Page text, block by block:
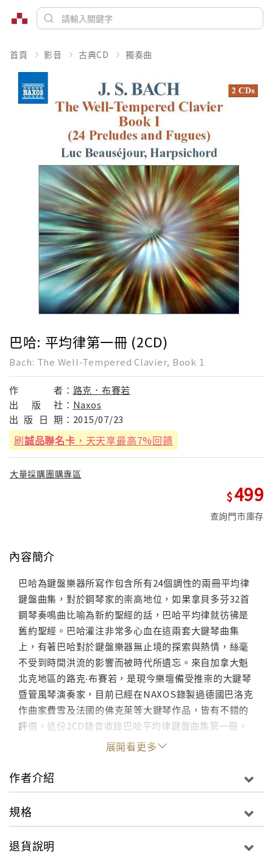
首頁 影音 古典CD 獨奏曲
巴哈: 平均律第一冊 (2CD)
Bach: The Well-Tempered Clavier, Book 1
作 者： 路克．布賽若
出
版 社： Naxos
出 版 日 期： 2015/07/23
刷誠品聯名卡 ，天天享最高7%回饋
大量採購團購專區
499
查詢門市庫存
內容簡介
巴哈為鍵盤樂器所寫作包含所有24個調性的兩冊平均律
鍵盤曲集，對於鋼琴家的崇高地位，如果拿貝多芬32首
鋼琴奏鳴曲比喻為新約聖經的話，巴哈平均律就彷彿是
舊約聖經。巴哈灌注非常多心血在這兩套大鍵琴曲集
上，有著巴哈對於鍵盤樂器無止境的探索與熱情，絲毫
不受到時間洪流的影響而被時代所遺忘。來自加拿大魁
北克地區的路克‧布賽若，是現今樂壇備受推崇的大鍵琴
暨管風琴演奏家，目前已經在NAXOS錄製過德國巴洛克
作曲家費雪及法國的佛克萊等大鍵琴作品，皆有不錯的
評價。這份2CD錄音收錄巴哈平均律鍵盤曲集第一冊。
展開看更多
作者介紹
規格
退貨說明